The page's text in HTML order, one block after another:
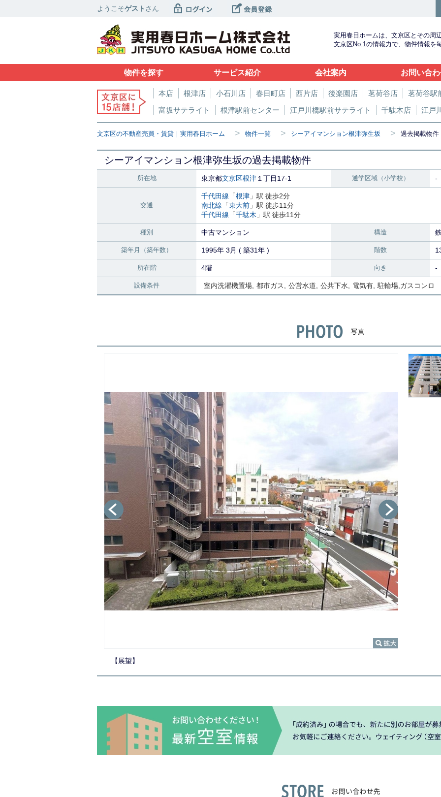
ようこそゲスト さん
実用春日ホームは、文京区とその周
文京区No.1の情報力で、物件情報を
物件を探す サービス紹介 会社案内 お問い合
本店 根津店 小石川店 春日町店 西片店 後楽園店 茗荷谷店
茗荷谷駅
富坂サテライト
根津駅前センター 江戸川橋駅前サテライト 千駄木店 江戸
文京区の不動産売買・賃貸｜実用春日ホーム > 物件一覧 > シーアイマンション根津弥生坂 > 過去掲載物件
シーアイマンション根津弥生坂の過去掲載物件
所在地 東京都文京区根津１丁目17-1 通学区域（小学校） -
交通
千代田線 「根津 」駅 徒歩2分
南北線 「東大前 」駅 徒歩11分
千代田線 「千駄木 」駅 徒歩11分
種別 中古マンション 構造
築年月（築年数） 1995年 3月 ( 築31年 ) 階数
所在階 4階 向き -
設備条件 室内洗濯機置場 都市ガス 公営水道 公共下水 電気有 駐輪場 ガスコンロ
【展望】
【エントランス】